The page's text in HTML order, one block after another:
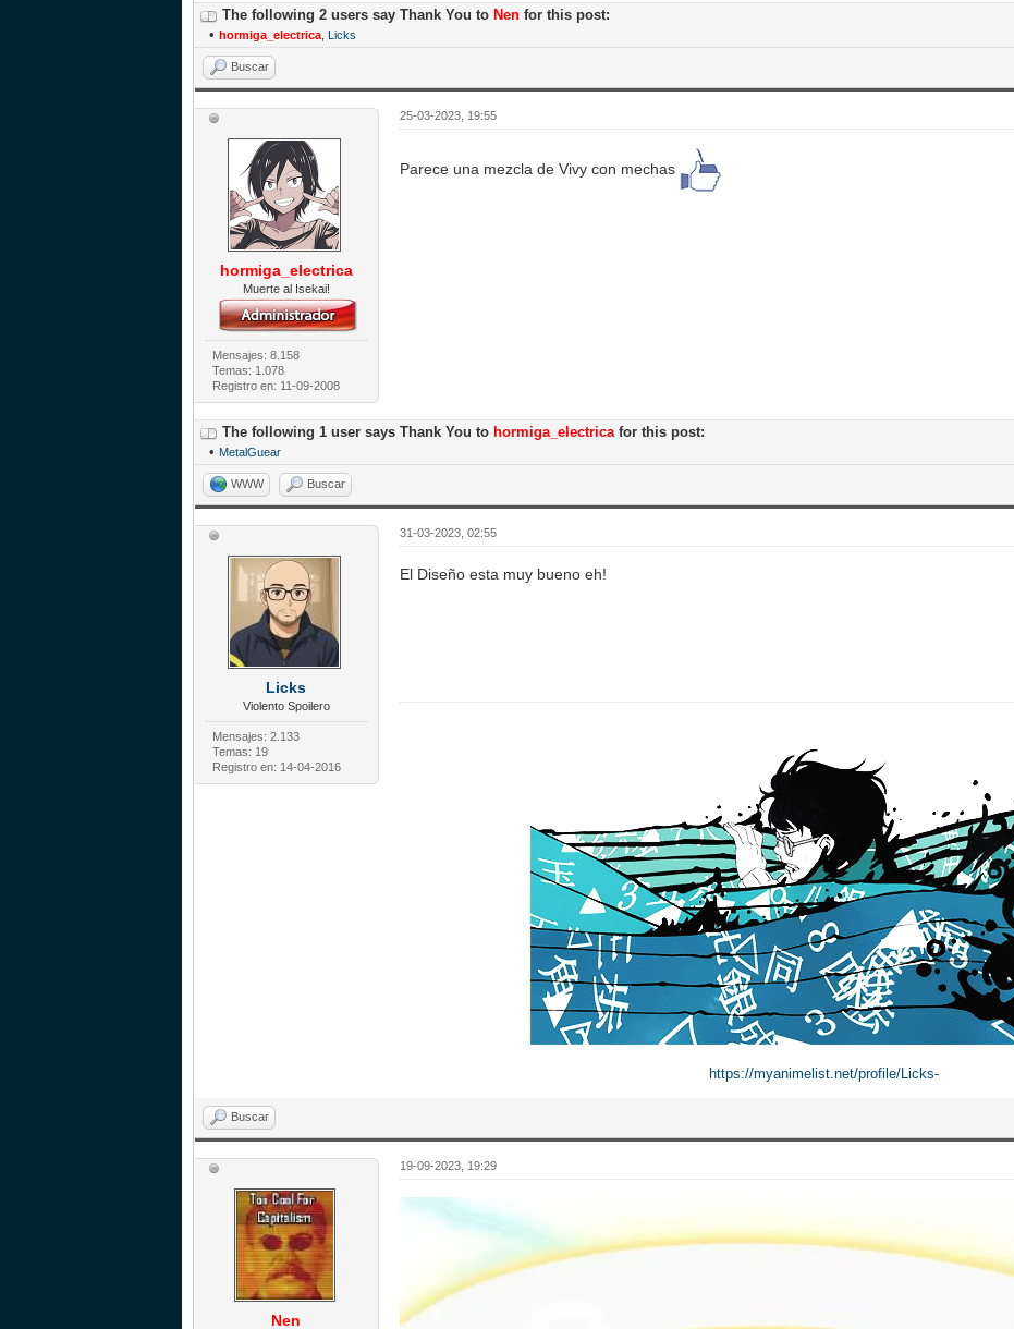
The following 2 users say Thank You to Nen for this post:
• hormiga_electrica Licks
Buscar
hormiga_electrica
Muerte al Isekai!
Mensajes: 8.158
Temas: 1.078
Registro en: 11-09-2008
25-03-2023, 19:55
Parece una mezcla de Vivy con mechas
The following 1 user says Thank You to hormiga_electricafor this post:
• MetalGuear
WWW Buscar
Licks
Violento Spoilero
Mensajes: 2.133
Temas: 19
Registro en: 14-04-2016
31-03-2023, 02:55
El Diseño esta muy bueno eh!
https://myanimelist.net/profile/Licks-
Buscar
Nen
19-09-2023, 19:29